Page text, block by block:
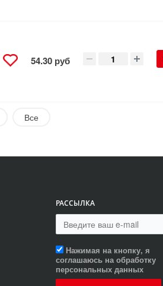
54.30 руб
Все
РАССЫЛКА
Нажимая на кнопку, я
соглашаюсь на обработку
персональных данных